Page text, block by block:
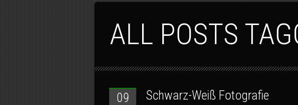
ALL POSTS
09 Schwarz-Weiß Fotografie